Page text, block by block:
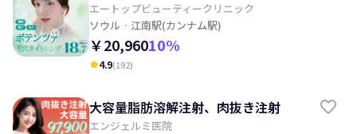
エートップビューティークリニック
ソウル · 江南駅(カンナム駅)
￥20,96010%
kid_star4.9(192)
大容量脂肪溶解注射、肉抜き注射
エンジェルミ医院